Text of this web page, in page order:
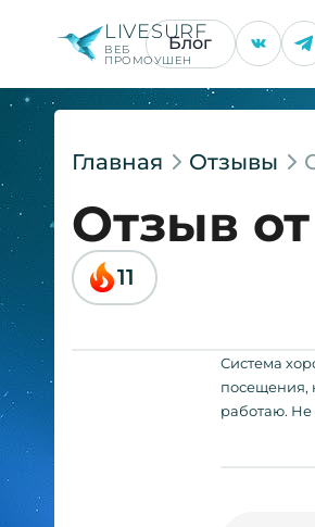
LIVESURF
ВЕБ
ПРОМОУШЕН
Блог
Главная Отзывы
Отзыв
11
Система
посещения,
работаю. Не